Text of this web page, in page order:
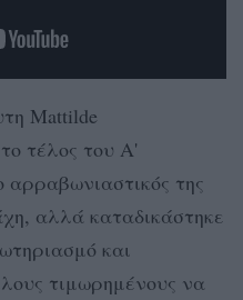
Mattilde
τέλος του A'
της
αλλά καταδικάστηκε
και
τιμωρημένους να